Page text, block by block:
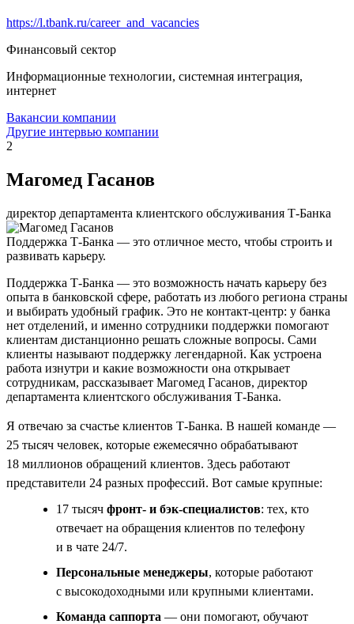
https://l.tbank.ru/career_and_vacancies
Финансовый сектор
Информационные технологии, системная интеграция,
интернет
Вакансии компании
Другие интервью компании
2
Магомед Гасанов
директор департамента клиентского обслуживания Т-Банка
Поддержка Т-Банка — это отличное место, чтобы строить и
развивать карьеру.
Поддержка Т-Банка — это возможность начать карьеру без
опыта в банковской сфере, работать из любого региона страны
и выбирать удобный график. Это не контакт-центр: у банка
нет отделений, и именно сотрудники поддержки помогают
клиентам дистанционно решать сложные вопросы. Сами
клиенты называют поддержку легендарной. Как устроена
работа изнутри и какие возможности она открывает
сотрудникам, рассказывает Магомед Гасанов, директор
департамента клиентского обслуживания Т-Банка.
Я отвечаю за счастье клиентов Т-Банка. В нашей команде —
25 тысяч человек, которые ежемесячно обрабатывают
18 миллионов обращений клиентов. Здесь работают
представители 24 разных профессий. Вот самые крупные:
17 тысяч фронт- и бэк-специалистов: тех, кто
отвечает на обращения клиентов по телефону
и в чате 24/7.
Персональные менеджеры, которые работают
с высокодоходными или крупными клиентами.
Команда саппорта — они помогают, обучают